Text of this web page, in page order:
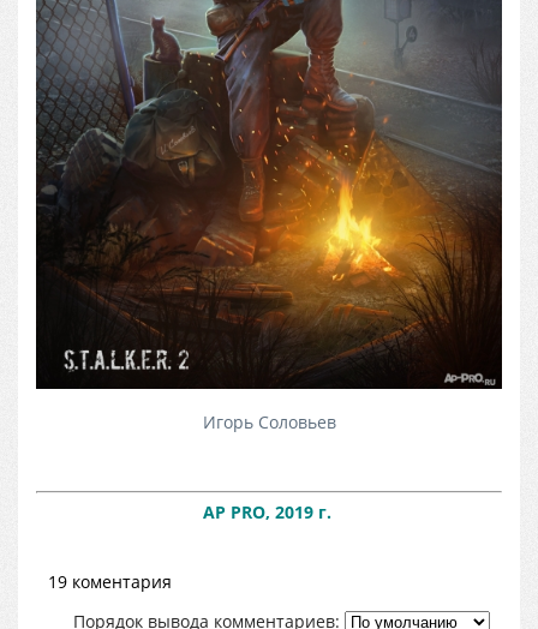
Игорь Соловьев
AP PRO, 2019 г.
19 коментария
Порядок вывода комментариев: